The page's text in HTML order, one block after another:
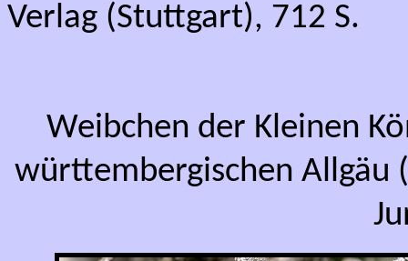
Verlag (Stuttgart), 712 S.
Weibchen der Kleinen
württembergischen Allgäu